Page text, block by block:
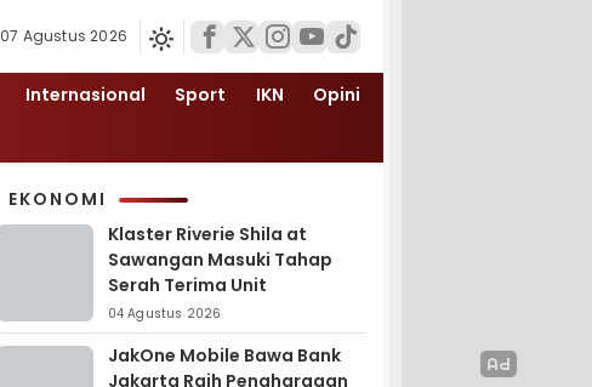
07 Agustus 2026
Internasional Sport IKN
Opini
EKONOMI
Klaster Riverie Shila at
Sawangan Masuki Tahap
Serah Terima Unit
04 Agustus 2026
JakOne Mobile Bawa Bank
Jakarta Raih Penghargaan